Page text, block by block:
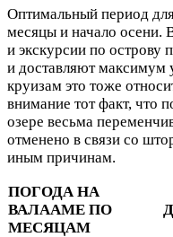
Оптимальный период
месяцы и начало осени.
и экскурсии по острову
и доставляют максимум
круизам это тоже
внимание тот факт, что
озере весьма
отменено в связи со
иным причинам.
ПОГОДА НА
ВАЛААМЕ ПО
МЕСЯЦАМ